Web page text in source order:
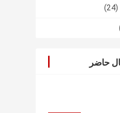
(24)